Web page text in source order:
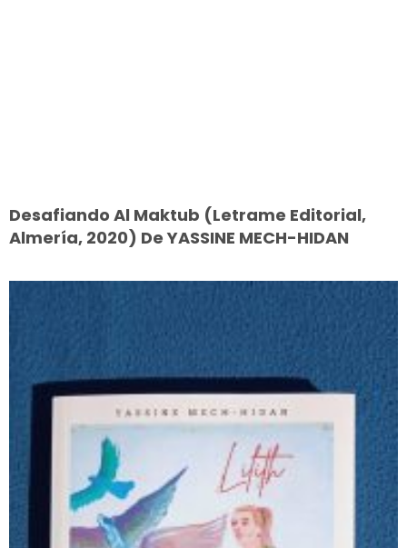
Desafiando Al Maktub (Letrame Editorial,
Almería, 2020) De YASSINE MECH-HIDAN